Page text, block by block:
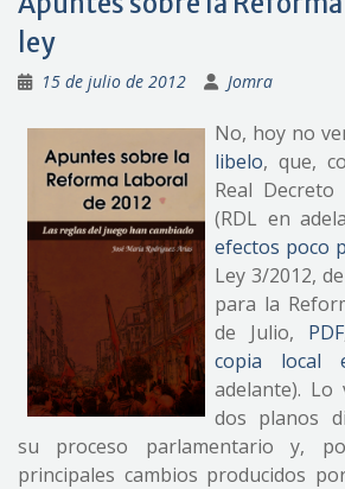
ley
15 de julio de 2012 Jomra
No, hoy no
libelo, que,
Real Decreto
(RDL en
efectos poco
Ley 3/2012,
para la
de Julio, PDF
copia local
adelante). Lo
dos planos
su proceso parlamentario y,
principales cambios producidos